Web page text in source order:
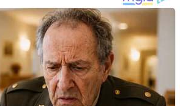
Anchetă incendiară la
Gherla, polițist acuzat de
abuz în serviciu